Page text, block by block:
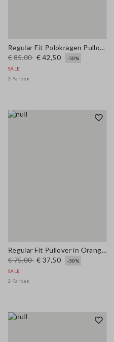
Regular Fit Polokragen Pullover aus Lyocell und Baumwolle in Orange
€ 85,00 € 42,50
-50%
SALE
3 Farben
Regular Fit Pullover in Orange aus Woll-und Baumwollmischung
€ 75,00 € 37,50
-50%
SALE
2 Farben